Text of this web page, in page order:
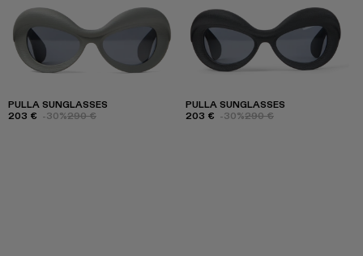
PULLA SUNGLASSES
203 € -30%290 €
PULLA SUNGLASSES
203 € -30%290 €